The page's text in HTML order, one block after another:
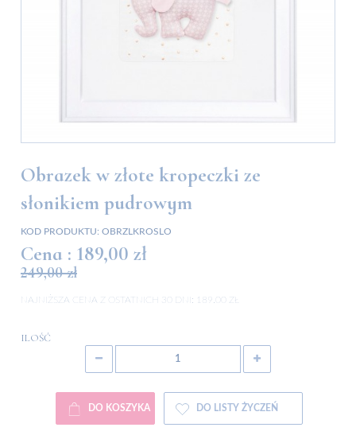
Obrazek w złote kropeczki ze
słonikiem pudrowym
KOD PRODUKTU: OBRZLKROSLO
Cena : 189,00 zł
249,00 zł
NAJNIŻSZA CENA Z OSTATNICH 30 DNI: 189.00 ZŁ
ILOŚĆ
DO KOSZYKA DO LISTY ŻYCZEŃ